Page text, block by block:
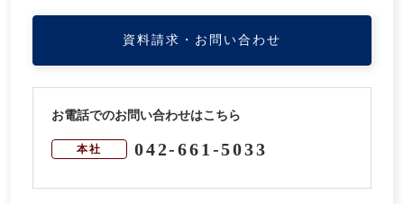
資料請求・お問い合わせ
お電話でのお問い合わせはこちら
本社 042-661-5033